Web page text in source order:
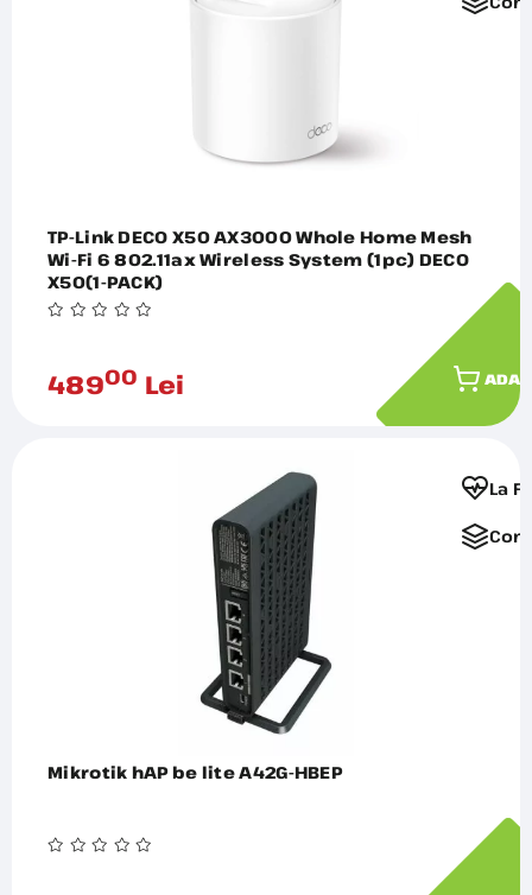
TP-Link DECO X50 AX3000 Whole Home Mesh
Wi-Fi 6 802.11ax Wireless System (1pc) DECO
X50(1-PACK)
48900 Lei
La
Mikrotik hAP be lite A42G-HBEP